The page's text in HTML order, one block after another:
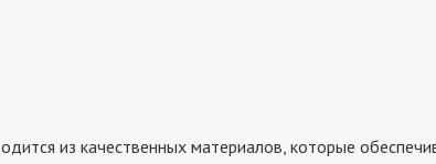
из качественных материалов, которые